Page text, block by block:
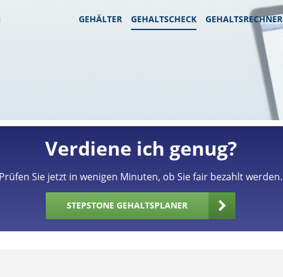
GEHÄLTER GEHALTSCHECK GEHALTSRECHNER
Verdiene ich genug?
Prüfen Sie jetzt in wenigen Minuten, ob Sie fair bezahlt werden.
STEPSTONE GEHALTSPLANER